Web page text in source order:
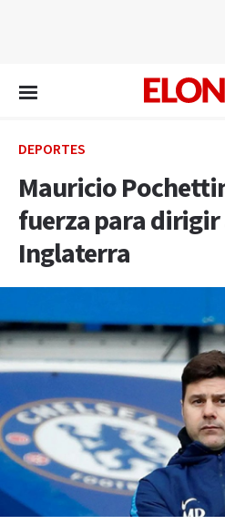
DEPORTES
Mauricio
fuerza para dirigir
Inglaterra